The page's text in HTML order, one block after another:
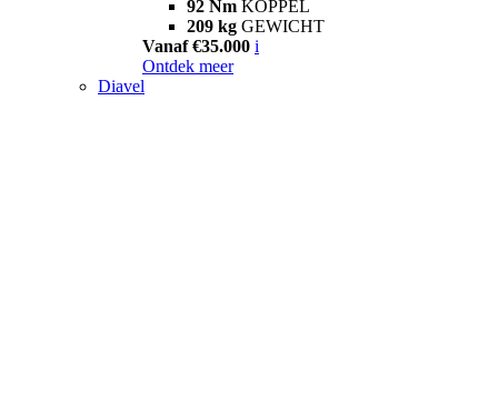
92 Nm KOPPEL
209 kg GEWICHT
Vanaf €35.000 i
Ontdek meer
Diavel